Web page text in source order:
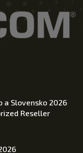
a Slovensko 2026
Reseller